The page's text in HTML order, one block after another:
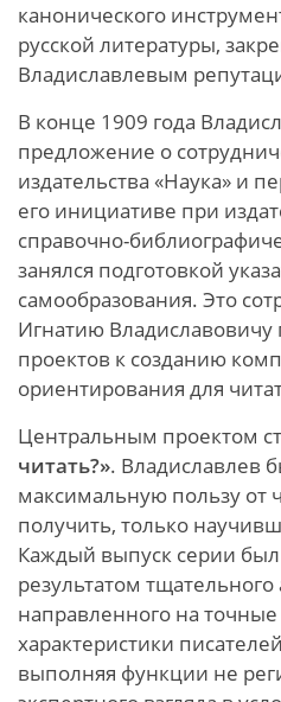
канонического
русской литературы,
Владиславлевым
В конце 1909 года
предложение о
издательства «Наука» и
его инициативе при
справочно-
занялся подготовкой
самообразования. Это
Игнатию
проектов к созданию
ориентирования для
Центральным проектом
читать?». Владиславлев
максимальную пользу от
получить, только
Каждый выпуск серии
результатом тщательного
направленного на
характеристики
выполняя функции не